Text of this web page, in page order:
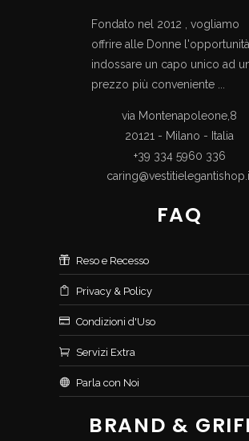
Fondato nel 2012 , vogliamo
offrire alle Donne
indossare un capo unico ad
prezzo più conveniente ...
via Montenapoleone,8
20121 - Milano - Italia
+39 334 5960 336
FAQ
Reso e Recesso
Privacy & Policy
Condizioni d'Uso
Servizi Extra
Parla con Noi
BRAND &